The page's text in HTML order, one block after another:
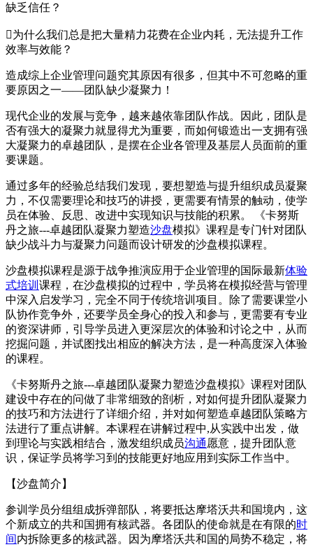
缺乏信任？
为什么我们总是把大量精力花费在企业内耗，无法提升工作
效率与效能？
造成综上企业管理问题究其原因有很多，但其中不可忽略的重
要原因之一——团队缺少凝聚力！
现代企业的发展与竞争，越来越依靠团队作战。因此，团队是
否有强大的凝聚力就显得尤为重要，而如何锻造出一支拥有强
大凝聚力的卓越团队，是摆在企业各管理及基层人员面前的重
要课题。
通过多年的经验总结我们发现，要想塑造与提升组织成员凝聚
力，不仅需要理论和技巧的讲授，更需要有情景的触动，使学
员在体验、反思、改进中实现知识与技能的积累。 《卡努斯
丹之旅---卓越团队凝聚力塑造沙盘模拟》课程是专门针对团队
缺少战斗力与凝聚力问题而设计研发的沙盘模拟课程。
沙盘模拟课程是源于战争推演应用于企业管理的国际最新体验
式培训 课程，在沙盘模拟的过程中，学员将在模拟经营与管理
中深入启发学习，完全不同于传统培训项目。除了需要课堂小
队协作竞争外，还要学员全身心的投入和参与，更需要有专业
的资深讲师，引导学员进入更深层次的体验和讨论之中，从而
挖掘问题，并试图找出相应的解决方法，是一种高度深入体验
的课程。
《卡努斯丹之旅---卓越团队凝聚力塑造沙盘模拟》课程对团队
建设中存在的问做了非常细致的剖析，对如何提升团队凝聚力
的技巧和方法进行了详细介绍，并对如何塑造卓越团队策略方
法进行了重点讲解。本课程在讲解过程中,从实践中出发，做
到理论与实践相结合，激发组织成员沟通愿意，提升团队意
识，保证学员将学习到的技能更好地应用到实际工作当中。
【沙盘简介】
参训学员分组组成拆弹部队，将要抵达摩塔沃共和国境内，这
个新成立的共和国拥有核武器。各团队的使命就是在有限的时
间内拆除更多的核武器。因为摩塔沃共和国的局势不稳定，将